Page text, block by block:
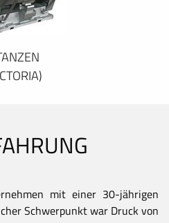
mit einer 30-jährigen
Schwerpunkt war Druck von